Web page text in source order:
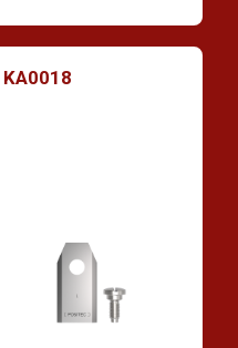
KA0018